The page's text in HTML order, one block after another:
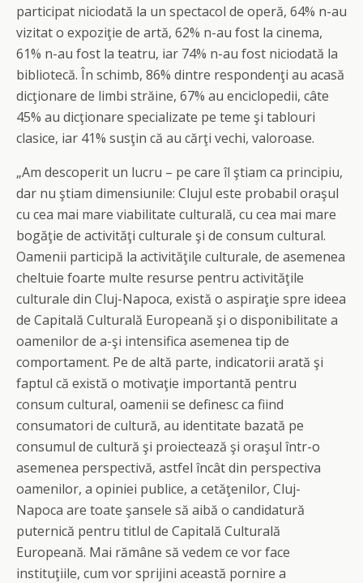
participat niciodată la un spectacol de operă, 64% n-au
vizitat o expoziţie de artă, 62% n-au fost la cinema,
61% n-au fost la teatru, iar 74% n-au fost niciodată la
bibliotecă. În schimb, 86% dintre respondenţi au acasă
dicţionare de limbi străine, 67% au enciclopedii, câte
45% au dicţionare specializate pe teme şi tablouri
clasice, iar 41% susţin că au cărţi vechi, valoroase.
„Am descoperit un lucru – pe care îl ştiam ca principiu,
dar nu ştiam dimensiunile: Clujul este probabil oraşul
cu cea mai mare viabilitate culturală, cu cea mai mare
bogăţie de activităţi culturale şi de consum cultural.
Oamenii participă la activităţile culturale, de asemenea
cheltuie foarte multe resurse pentru activităţile
culturale din Cluj-Napoca, există o aspiraţie spre ideea
de Capitală Culturală Europeană şi o disponibilitate a
oamenilor de a-şi intensifica asemenea tip de
comportament. Pe de altă parte, indicatorii arată şi
faptul că există o motivaţie importantă pentru
consum cultural, oamenii se definesc ca fiind
consumatori de cultură, au identitate bazată pe
consumul de cultură şi proiectează şi oraşul într-o
asemenea perspectivă, astfel încât din perspectiva
oamenilor, a opiniei publice, a cetăţenilor, Cluj-
Napoca are toate şansele să aibă o candidatură
puternică pentru titlul de Capitală Culturală
Europeană. Mai rămâne să vedem ce vor face
instituţiile, cum vor sprijini această pornire a